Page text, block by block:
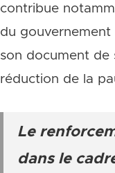
contribue
du
son document de
réduction de la
Le
dans le